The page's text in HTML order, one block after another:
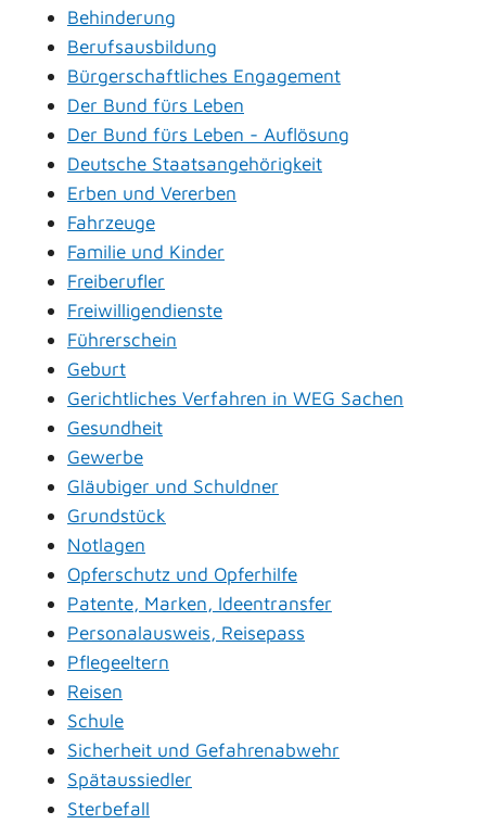
Behinderung
Berufsausbildung
Bürgerschaftliches Engagement
Der Bund fürs Leben
Der Bund fürs Leben - Auflösung
Deutsche Staatsangehörigkeit
Erben und Vererben
Fahrzeuge
Familie und Kinder
Freiberufler
Freiwilligendienste
Führerschein
Geburt
Gerichtliches Verfahren in WEG Sachen
Gesundheit
Gewerbe
Gläubiger und Schuldner
Grundstück
Notlagen
Opferschutz und Opferhilfe
Patente, Marken, Ideentransfer
Personalausweis, Reisepass
Pflegeeltern
Reisen
Schule
Sicherheit und Gefahrenabwehr
Spätaussiedler
Sterbefall